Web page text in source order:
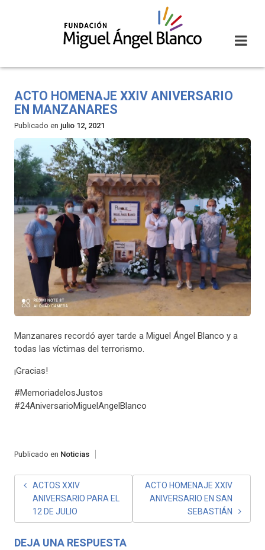
ACTO HOMENAJE XXIV ANIVERSARIO
EN MANZANARES
Publicado en julio 12, 2021
Manzanares recordó ayer tarde a Miguel Ángel Blanco y a
todas las víctimas del terrorismo.
¡Gracias!
#MemoriadelosJustos
#24AniversarioMiguelAngelBlanco
Publicado en Noticias
NAVEGACIÓN
ENTRADAS
ACTOS XXIV
ANIVERSARIO PARA EL
12 DE JULIO
ACTO HOMENAJE XXIV
ANIVERSARIO EN SAN
SEBASTIÁN
DEJA UNA RESPUESTA